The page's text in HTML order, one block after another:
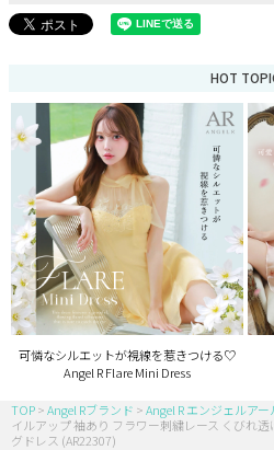
HOT
可憐なシルエットが視線を惹きつける♡
Angel R Flare Mini Dress
TOP Angel Rブランド Angel R エンジェルアー
イルアップ 袖あり フラワー刺繍レース くびれ
グドレス (AR22307)